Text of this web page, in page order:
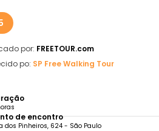
por: FREETOUR.com
po: SP Free Walking Tour
de encontro
dos Pinheiros, 624 - São Paulo